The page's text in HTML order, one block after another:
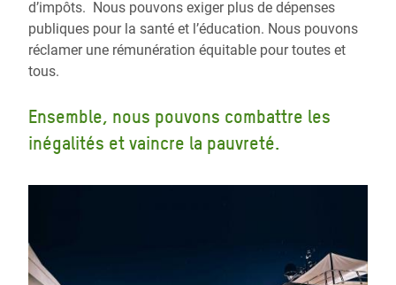
d’impôts. Nous pouvons exiger plus de dépenses
publiques pour la santé et l’éducation. Nous pouvons
réclamer une rémunération équitable pour toutes et
tous.
Ensemble, nous pouvons combattre les
inégalités et vaincre la pauvreté.